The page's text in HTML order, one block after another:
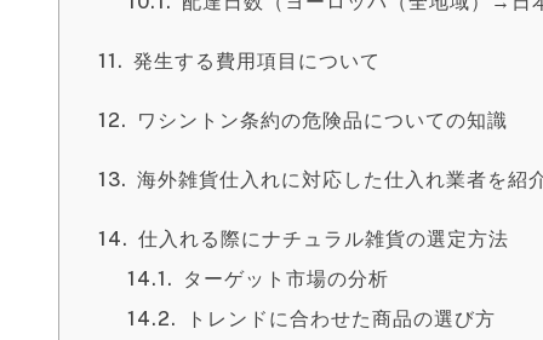
発生する費用項目について
ワシントン条約の危険品についての知識
海外雑貨仕入れに対応した仕入れ業者を紹
仕入れる際にナチュラル雑貨の選定方法
ターゲット市場の分析
トレンドに合わせた商品の選び方